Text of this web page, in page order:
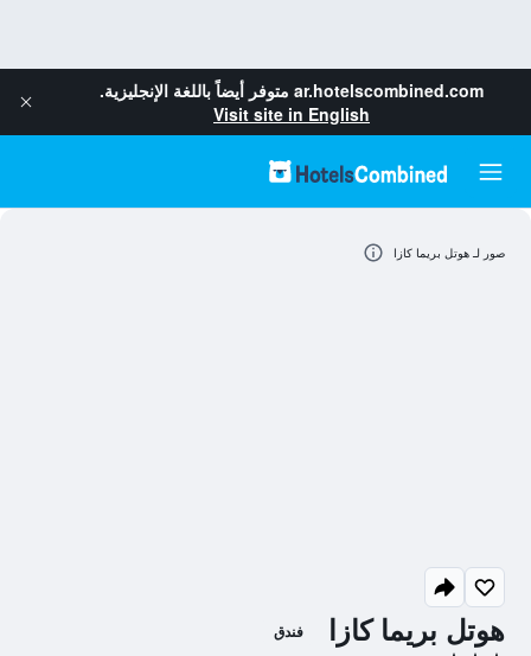
ar.hotelscombined.com متوفر أيضاً باللغة الإنجليزية.
Visit site in English
هوتل بريما كازا فندق
صور لـ هوتل بريما كازا